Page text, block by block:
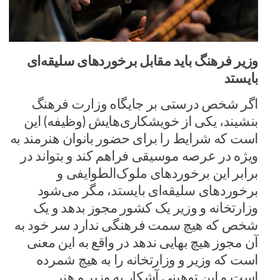
وزیر فرهنگ باید مقابل برخوردهای سلیقه‌ای
بایستد
اگر شخص درستی بر جایگاه وزارت فرهنگ
بنشیند، یکی از خویشکاری‌هایش (وظیفه) این
است که شرایط را برای حضور بانوان هنرمند به
ویژه در عرصه موسیقی فراهم کند و بتواند در
برابر این برخوردهای ملوک‌الطوایفی و
برخوردهای سلیقه‌ای بایستد، مگر می‌شود
وزارتخانه و وزیر یک کشور مجوز بدهد و یک
شخص که هیچ سمت فرهنگی ندارد سر خود به
آن مجوز هیچ بهایی ندهد در واقع به این معنی
است که وزیر و وزارتخانه را به هیچ شمرده